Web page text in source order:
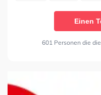
Einen
601 Personen die